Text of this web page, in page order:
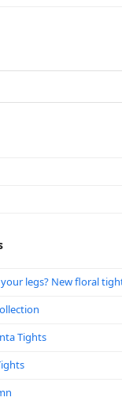
legs? New floral
Tights